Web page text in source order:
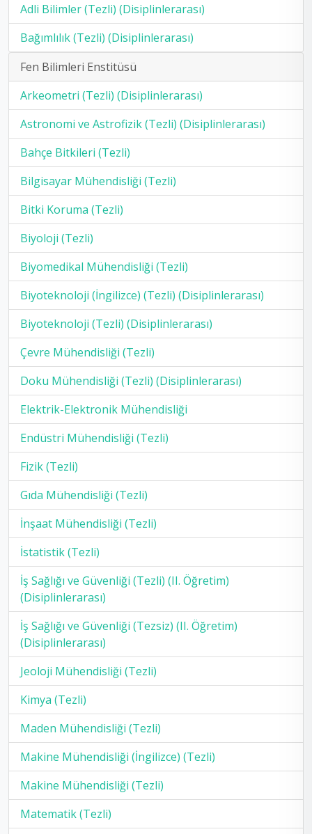
Adli Bilimler (Tezli) (Disiplinlerarası)
Bağımlılık (Tezli) (Disiplinlerarası)
Fen Bilimleri Enstitüsü
Arkeometri (Tezli) (Disiplinlerarası)
Astronomi ve Astrofizik (Tezli) (Disiplinlerarası)
Bahçe Bitkileri (Tezli)
Bilgisayar Mühendisliği (Tezli)
Bitki Koruma (Tezli)
Biyoloji (Tezli)
Biyomedikal Mühendisliği (Tezli)
Biyoteknoloji (İngilizce) (Tezli) (Disiplinlerarası)
Biyoteknoloji (Tezli) (Disiplinlerarası)
Çevre Mühendisliği (Tezli)
Doku Mühendisliği (Tezli) (Disiplinlerarası)
Elektrik-Elektronik Mühendisliği
Endüstri Mühendisliği (Tezli)
Fizik (Tezli)
Gıda Mühendisliği (Tezli)
İnşaat Mühendisliği (Tezli)
İstatistik (Tezli)
İş Sağlığı ve Güvenliği (Tezli) (II. Öğretim)
(Disiplinlerarası)
İş Sağlığı ve Güvenliği (Tezsiz) (II. Öğretim)
(Disiplinlerarası)
Jeoloji Mühendisliği (Tezli)
Kimya (Tezli)
Maden Mühendisliği (Tezli)
Makine Mühendisliği (İngilizce) (Tezli)
Makine Mühendisliği (Tezli)
Matematik (Tezli)